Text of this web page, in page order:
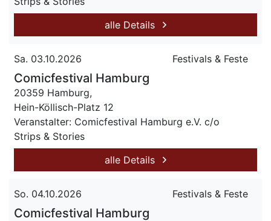
alle Details
Sa. 03.10.2026 Festivals & Feste
Comicfestival Hamburg
20359 Hamburg,
Hein-Köllisch-Platz 12
Veranstalter: Comic­fest­ival Ham­burg e.V. c/o
Strips & Stories
alle Details
So. 04.10.2026 Festivals & Feste
Comicfestival Hamburg